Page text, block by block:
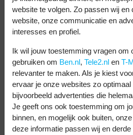
Volg het
WhatsApp bericht
verwijderen.
Ga opnieuw naar de
telefoon.
Zet de tijd en datum
nu.
Deactiveer
website te volgen. Zo passen wij en
website, onze communicatie en
interesses en profiel.
Ik wil jouw toestemming vragen om
gebruiken om Ben.nl, Tele2.nl en T-
relevanter te maken. Als je kiest
ervaar je onze websites zo
bijvoorbeeld advertenties die
Je geeft ons ook toestemming om
binnen, en mogelijk ook buiten,
deze informatie passen wij en